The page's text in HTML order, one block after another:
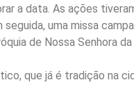
a data. As ações
uma missa
de Nossa Senhora
que já é tradição na